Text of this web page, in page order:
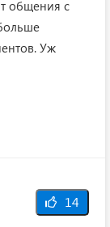
общения с
Уж
14